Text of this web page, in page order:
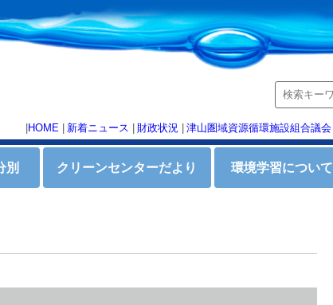
HOME 新着ニュース 財政状況 津山圏域資源循環施設組合議会
別 クリーンセンターだより 環境学習について